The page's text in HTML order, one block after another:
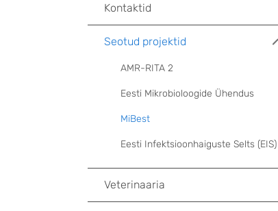
Kontaktid
Seotud projektid
AMR-RITA 2
Eesti Mikrobioloogide Ühendus
MiBest
Eesti Infektsioonhaiguste Selts (EIS)
Veterinaaria